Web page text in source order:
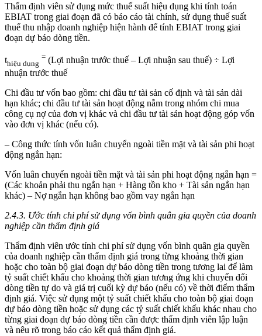
Thẩm định viên sử dụng mức thuế suất hiệu dụng khi tính toán
EBIAT trong giai đoạn đã có báo cáo tài chính, sử dụng thuế suất
thuế thu nhập doanh nghiệp hiện hành để tính EBIAT trong giai
đoạn dự báo dòng tiền.
thiệu dụng
= (Lợi nhuận trước thuế – Lợi nhuận sau thuế) ÷ Lợi
nhuận trước thuế
Chi đầu tư vốn bao gồm: chi đầu tư tài sản cố định và tài sản dài
hạn khác; chi đầu tư tài sản hoạt động nằm trong nhóm chi mua
công cụ nợ của đơn vị khác và chi đầu tư tài sản hoạt động góp vốn
vào đơn vị khác (nếu có).
– Công thức tính vốn luân chuyển ngoài tiền mặt và tài sản phi hoạt
động ngắn hạn:
Vốn luân chuyển ngoài tiền mặt và tài sản phi hoạt động ngắn hạn =
(Các khoản phải thu ngắn hạn + Hàng tồn kho + Tài sản ngắn hạn
khác) – Nợ ngắn hạn không bao gồm vay ngắn hạn
2.4.3. Ước tính chi phí sử dụng vốn bình quân gia quyền của doanh
nghiệp cần thẩm định giá
Thẩm định viên ước tính chi phí sử dụng vốn bình quân gia quyền
của doanh nghiệp cần thẩm định giá trong từng khoảng thời gian
hoặc cho toàn bộ giai đoạn dự báo dòng tiền trong tương lai để làm
tỷ suất chiết khấu cho khoảng thời gian tương ứng khi chuyển đổi
dòng tiền tự do và giá trị cuối kỳ dự báo (nếu có) về thời điểm thẩm
định giá. Việc sử dụng một tỷ suất chiết khấu cho toàn bộ giai đoạn
dự báo dòng tiền hoặc sử dụng các tỷ suất chiết khấu khác nhau cho
từng giai đoạn dự báo dòng tiền cần được thẩm định viên lập luận
và nêu rõ trong báo cáo kết quả thẩm định giá.